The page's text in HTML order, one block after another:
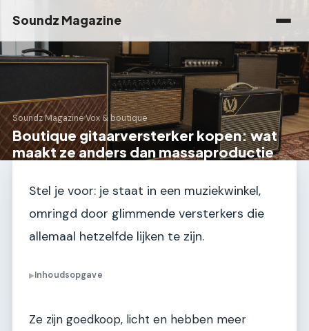
Soundz Magazine
Soundz Magazine›Vox & boutique
Boutique gitaarversterker kopen: wat
maakt ze anders dan massaproductie
Stel je voor: je staat in een muziekwinkel,
omringd door glimmende versterkers die
allemaal hetzelfde lijken te zijn.
▶Inhoudsopgave
Ze zijn goedkoop, licht en hebben meer